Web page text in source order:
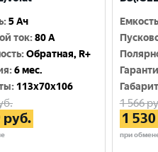
:5 Ач
ток:80 A
:Обратная, R+
:6 мес.
: 113x70x106
руб.
Емкость
1 566
1 530
при
Великий Новгород
Москва